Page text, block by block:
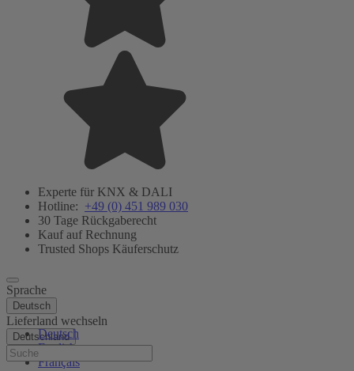
Experte für KNX & DALI
Hotline: +49 (0) 451 989 030
30 Tage Rückgaberecht
Kauf auf Rechnung
Trusted Shops Käuferschutz
Sprache
Deutsch
Deutsch
English
Français
Lieferland wechseln
Deutschland
Hilfe